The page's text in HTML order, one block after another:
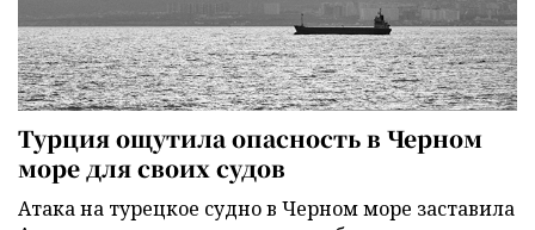
Турция ощутила опасность в Черном
море для своих судов
Атака на турецкое судно в Черном море заставила